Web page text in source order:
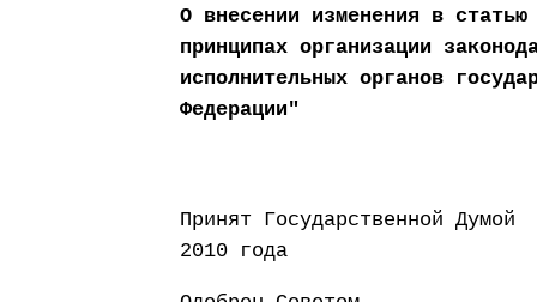
О внесении изменения в
принципах организации
исполнительных органов
Федерации"
Принят
2010 года